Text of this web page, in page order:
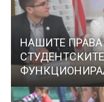
НАШИТЕ